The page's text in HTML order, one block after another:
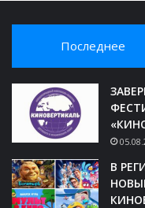
Последнее
В